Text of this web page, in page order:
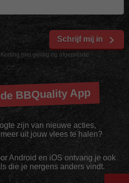
niet geldig op afgeprijsde
Schrijf mij in
BBQuality App
zijn van nieuwe acties,
uit jouw vlees te halen?
Android en iOS ontvang je ook
die je nergens anders vindt.